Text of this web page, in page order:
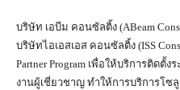
บริษัท เอบีม คอนซัลติ้ง (ABeam
บริษัทไอเอสเอส คอนซัลติ้ง (ISS
Partner Program เพื่อให้บริการติด
งานผู้เชี่ยวชาญ ทำให้การบริการโ